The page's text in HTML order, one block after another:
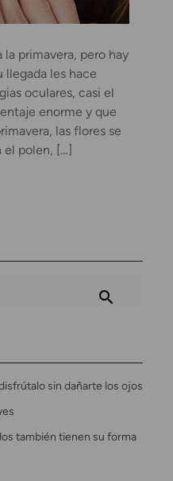
primavera, pero hay
llegada les hace
oculares, casi el
enorme y que
las flores se
el polen, […]
sin dañarte los ojos
también tienen su forma